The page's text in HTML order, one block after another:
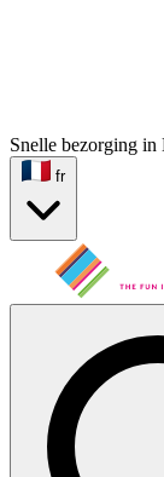
Snelle bezorging
fr